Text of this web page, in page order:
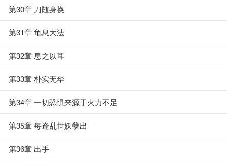
第30章 刀随身换
第31章 龟息大法
第32章 息之以耳
第33章 朴实无华
第34章 一切恐惧来源于火力不足
第35章 每逢乱世妖孽出
第36章 出手